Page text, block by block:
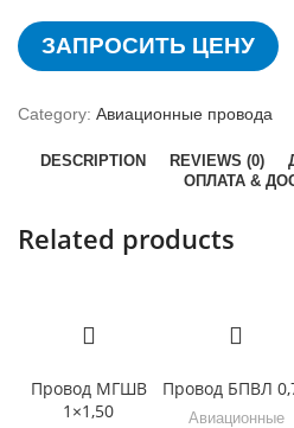
ЗАПРОСИТЬ ЦЕНУ
Category: Авиационные провода
DESCRIPTION REVIEWS (0)
ОПЛАТА &
Related products
Провод МГШВ
1×1,50
Провод БПВЛ
Авиационные